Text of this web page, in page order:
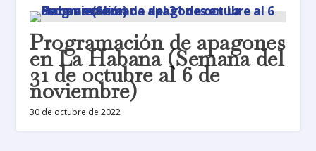
Programación de apagones
en La Habana (Semana del
31 de octubre al 6 de
noviembre)
30 de octubre de 2022